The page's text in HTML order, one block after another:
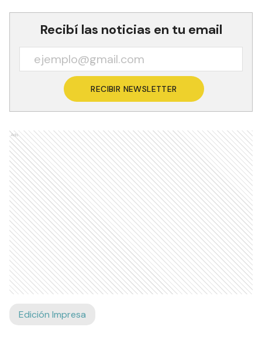
Recibí las noticias en tu email
RECIBIR NEWSLETTER
Ads
Edición Impresa